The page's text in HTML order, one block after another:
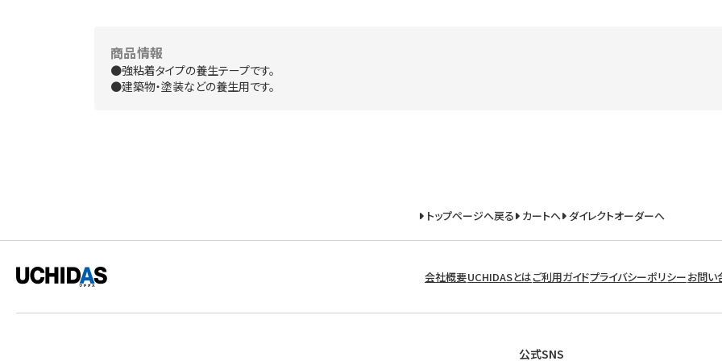
商品情報
●強粘着タイプの養生テープです。
●建築物・塗装などの養生用です。
トップページへ戻る カートへ ダイレクトオーダーへ
会社概要UCHIDASとはご利用ガイドプライバシーポリシーお問い
公式SNS